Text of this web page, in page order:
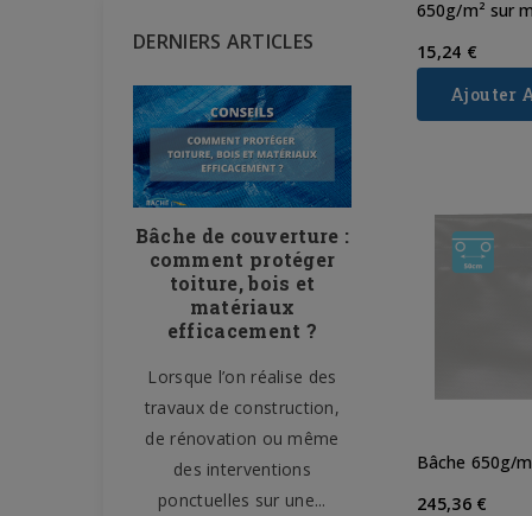
DERNIERS ARTICLES
Bâche de couverture :
comment protéger
toiture, bois et
matériaux
efficacement ?
Lorsque l’on réalise des
travaux de construction,
de rénovation ou même
des interventions
ponctuelles sur une...
Bâche de
– 10
l’un des
maison. Souvent
aux chantiers
650g/m² sur
15,24 €
Ajouter
Bâche 650g/
245,36 €